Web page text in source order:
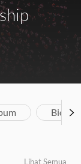
Lihat Semua